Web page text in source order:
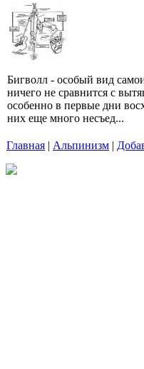
Бигволл - особый вид
ничего не сравнится с
особенно в первые дни
них еще много несъед...
Главная | Альпинизм |